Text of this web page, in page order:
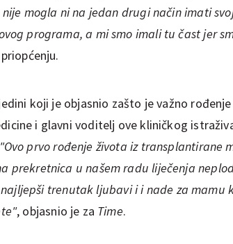
mogla ni na jedan drugi način imati
programa, a mi smo imali tu čast jer
koji je objasnio zašto je važno
i glavni voditelj ove kliničkog
"Ovo prvo rođenje života iz transplantirane
prekretnica u našem radu liječenja
trenutak ljubavi i i nade za mamu
, objasnio je za Time.